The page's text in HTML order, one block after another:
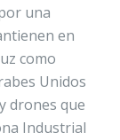
una
en
como
Unidos
drones que
Industrial